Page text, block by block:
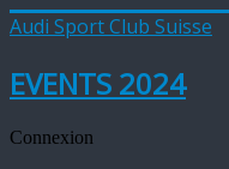
Audi Sport Club Suisse
EVENTS 2024
Connexion